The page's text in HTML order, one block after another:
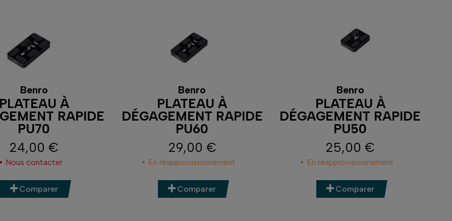
Benro
À
RAPIDE
PU70
Prix
24,00 €
Nous contacter
Comparer
Benro
PLATEAU À
DÉGAGEMENT RAPIDE
PU60
Prix
29,00 €
En réapprovisionnement
Comparer
Benro
PLATEAU À
DÉGAGEMENT RAPIDE
PU50
Prix
25,00 €
En réapprovisionnement
Comparer